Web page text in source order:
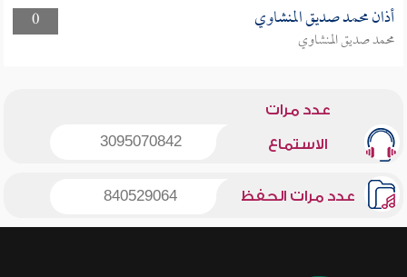
0
أذان محمد صديق المنشاوي
محمد صديق المنشاوي
عدد مرات
الاستماع 3095070842
عدد مرات الحفظ 840529064